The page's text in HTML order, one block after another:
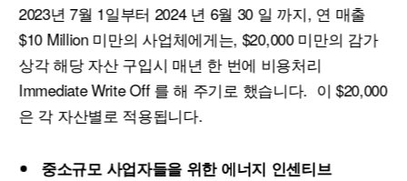
2023년 7월 1일부터 2024 년 6월 30 일 까지, 연 매출
$10 Million 미만의 사업체에게는, $20,000 미만의 감가
상각 해당 자산 구입시 매년 한 번에 비용처리
Immediate Write Off 를 해 주기로 했습니다. 이 $20,000
은 각 자산별로 적용됩니다.
중소규모사업자들을 위한 에너지 인센티브